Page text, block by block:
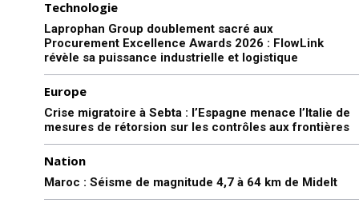
le1.ma
l'information
Technologie
Laprophan Group doublement sacré aux
Procurement Excellence Awards 2026 : FlowLink
révèle sa puissance industrielle et logistique
Europe
Crise migratoire à Sebta : l’Espagne menace l’Italie de
mesures de rétorsion sur les contrôles aux frontières
Nation
Maroc : Séisme de magnitude 4,7 à 64 km de Midelt